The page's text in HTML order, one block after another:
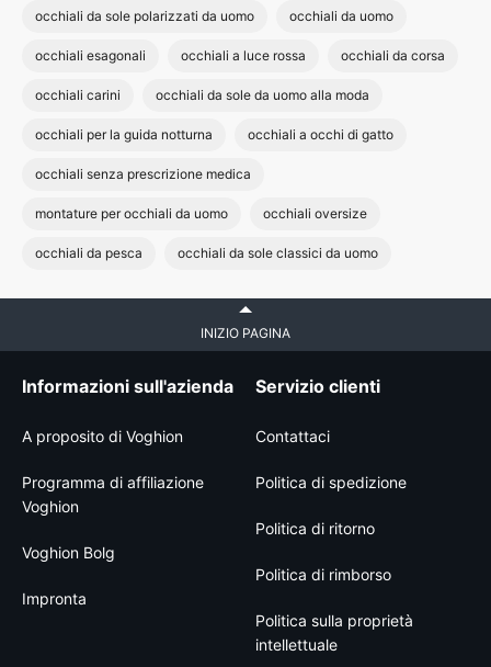
occhiali da sole polarizzati da uomo occhiali da uomo
occhiali esagonali occhiali a luce rossa occhiali da corsa
occhiali carini occhiali da sole da uomo alla moda
occhiali per la guida notturna occhiali a occhi di gatto
occhiali senza prescrizione medica
montature per occhiali da uomo occhiali oversize
occhiali da pesca occhiali da sole classici da uomo
INIZIO PAGINA
Informazioni sull'azienda
A proposito di Voghion
Programma di affiliazione
Voghion
Voghion Bolg
Impronta
Servizio clienti
Contattaci
Politica di spedizione
Politica di ritorno
Politica di rimborso
Politica sulla proprietà
intellettuale